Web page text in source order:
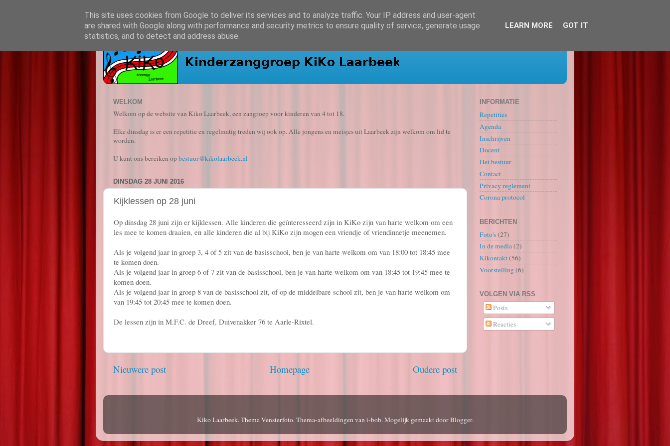
WELKOM
Welkom op de website van Kiko Laarbeek, een zangroep voor kinderen van 4 tot 18.
Elke dinsdag is er een repetitie en regelmatig treden wij ook op. Alle jongens en meisjes uit Laarbeek zijn welkom om lid te
worden.
U kunt ons bereiken opbestuur@kikolaarbeek.nl
DINSDAG 28 JUNI 2016
Kijklessen op 28 juni
Op dinsdag 28 juni zijn er kijklessen. Alle kinderen die geïnteresseerd zijn in KiKo zijn van harte welkom om een
les mee te komen draaien, en alle kinderen die al bij KiKo zijn mogen een vriendje of vriendinnetje meenemen.
Als je volgend jaar in groep 3, 4 of 5 zit van de basisschool, ben je van harte welkom om van 18:00 tot 18:45 mee
te komen doen.
Als je volgend jaar in groep 6 of 7 zit van de basisschool, ben je van harte welkom om van 18:45 tot 19:45 mee te
komen doen.
Als je volgend jaar in groep 8 van de basisschool zit, of op de middelbare school zit, ben je van harte welkom om
van 19:45 tot 20:45 mee te komen doen.
De lessen zijn in M.F.C. de Dreef, Duivenakker 76 te Aarle-Rixtel.
Nieuwere post Oudere post
Homepage
INFORMATIE
Repetities
Agenda
Inschrijven
Docent
Het bestuur
Contact
Privacy reglement
Corona protocol
BERICHTEN
Foto's(27)
In de media(2)
Kikontakt(56)
Voorstelling(6)
VOLGEN VIA RSS
Posts
Reacties
Kiko Laarbeek. Thema Vensterfoto. Thema-afbeeldingen van i-bob. Mogelijk gemaakt doorBlogger.
This site uses cookies from Google to deliver its services and to analyze traffic. Your IP address and user-agent
are shared with Google along with performance and security metrics to ensure quality of service, generate usage
statistics, and to detect and address abuse.
LEARN MORE GOT IT